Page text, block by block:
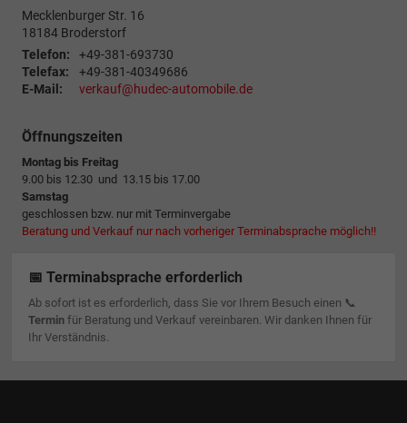
Mecklenburger Str. 16
18184 Broderstorf
Telefon:
+49-381-693730
Telefax:
+49-381-40349686
E-Mail:
verkauf@hudec-automobile.de
Öffnungszeiten
Montag bis Freitag
9.00 bis 12.30 und 13.15 bis 17.00
Samstag
geschlossen bzw. nur mit Terminvergabe
Beratung und Verkauf nur nach vorheriger Terminabsprache möglich!!
📅 Terminabsprache erforderlich
Ab sofort ist es erforderlich, dass Sie vor Ihrem Besuch einen 📞
Terminfür Beratung und Verkauf vereinbaren. Wir danken Ihnen für
Ihr Verständnis.